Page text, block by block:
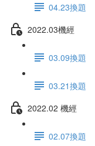
04.23換題
2022.03機經
03.09換題
03.21換題
2022.02 機經
02.07換題